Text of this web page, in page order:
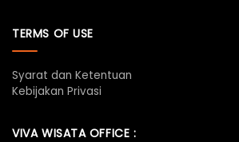
TERMS OF USE
Syarat dan Ketentuan
Kebijakan Privasi
VIVA WISATA OFFICE :